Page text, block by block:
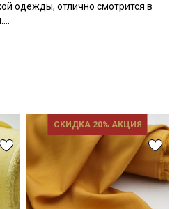
одежды, отлично смотрится в
просвечивают и имеют
40С, подсушите в один слой и
теплым утюгом, с
рекомендуем увеличить
иглы и нитки для легких
стирки"
СКИДКА 20% АКЦИЯ